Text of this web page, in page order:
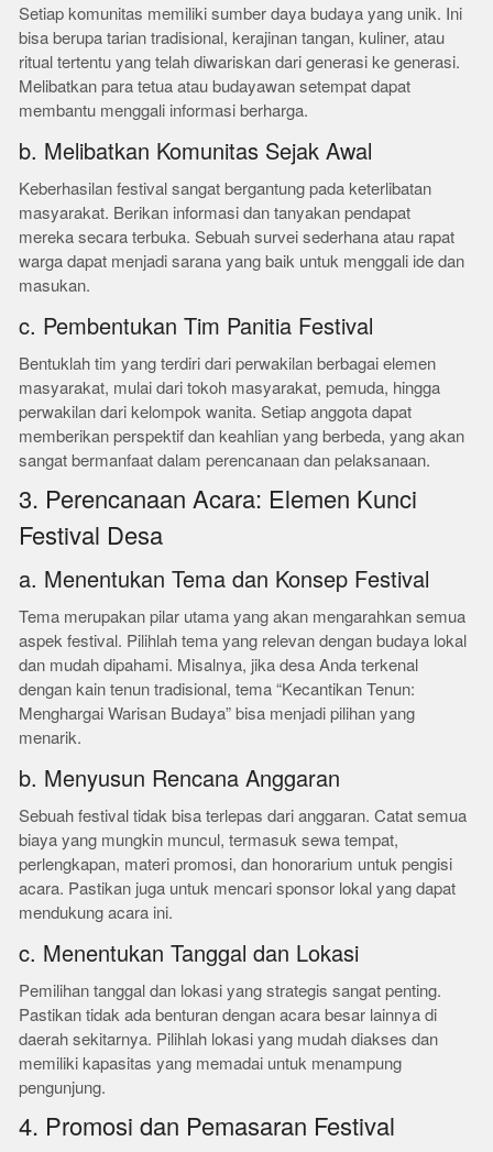
Setiap komunitas memiliki sumber daya budaya yang unik. Ini
bisa berupa tarian tradisional, kerajinan tangan, kuliner, atau
ritual tertentu yang telah diwariskan dari generasi ke generasi.
Melibatkan para tetua atau budayawan setempat dapat
membantu menggali informasi berharga.
b. Melibatkan Komunitas Sejak Awal
Keberhasilan festival sangat bergantung pada keterlibatan
masyarakat. Berikan informasi dan tanyakan pendapat
mereka secara terbuka. Sebuah survei sederhana atau rapat
warga dapat menjadi sarana yang baik untuk menggali ide dan
masukan.
c. Pembentukan Tim Panitia Festival
Bentuklah tim yang terdiri dari perwakilan berbagai elemen
masyarakat, mulai dari tokoh masyarakat, pemuda, hingga
perwakilan dari kelompok wanita. Setiap anggota dapat
memberikan perspektif dan keahlian yang berbeda, yang akan
sangat bermanfaat dalam perencanaan dan pelaksanaan.
3. Perencanaan Acara: Elemen Kunci
Festival Desa
a. Menentukan Tema dan Konsep Festival
Tema merupakan pilar utama yang akan mengarahkan semua
aspek festival. Pilihlah tema yang relevan dengan budaya lokal
dan mudah dipahami. Misalnya, jika desa Anda terkenal
dengan kain tenun tradisional, tema “Kecantikan Tenun:
Menghargai Warisan Budaya” bisa menjadi pilihan yang
menarik.
b. Menyusun Rencana Anggaran
Sebuah festival tidak bisa terlepas dari anggaran. Catat semua
biaya yang mungkin muncul, termasuk sewa tempat,
perlengkapan, materi promosi, dan honorarium untuk pengisi
acara. Pastikan juga untuk mencari sponsor lokal yang dapat
mendukung acara ini.
c. Menentukan Tanggal dan Lokasi
Pemilihan tanggal dan lokasi yang strategis sangat penting.
Pastikan tidak ada benturan dengan acara besar lainnya di
daerah sekitarnya. Pilihlah lokasi yang mudah diakses dan
memiliki kapasitas yang memadai untuk menampung
pengunjung.
4. Promosi dan Pemasaran Festival